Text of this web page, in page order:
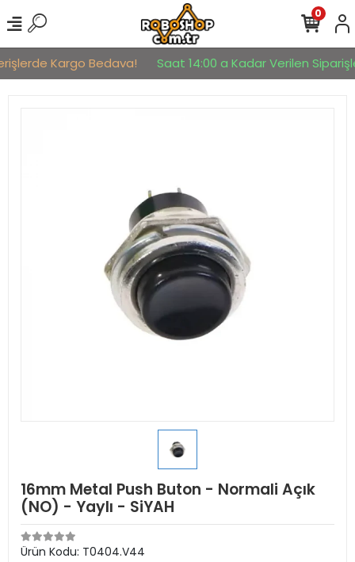
Kargo Bedava! Saat 14:00 a Kadar Verilen
0
16mm Metal Push Buton - Normali Açık
(NO) - Yaylı - SiYAH
Ürün Kodu: T0404.V44